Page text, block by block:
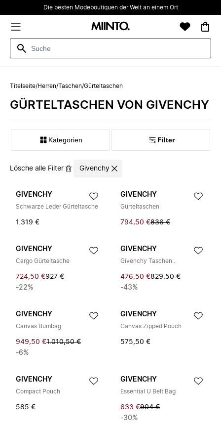
Die besten Modeboutiquen der Welt an einem Ort
Titelseite/Herren/Taschen/Gürteltaschen
GÜRTELTASCHEN VON GIVENCHY
Kategorien Filter
Lösche alle Filter Givenchy
GIVENCHY
Schwarze Leder Gürteltasche
1.319 €
GIVENCHY
Gürteltaschen
794,50 €836 €
GIVENCHY
Cargo Gürteltasche
724,50 €927 €
-22%
GIVENCHY
Givenchy Taschen..
476,50 €829,50 €
-43%
GIVENCHY
Canvas Bumbag
949,50 €1.010,50 €
-6%
GIVENCHY
Canvas Zipped Pouch
575,50 €
GIVENCHY
Compact Pouch
585 €
GIVENCHY
Essential U Belt Bag
633 €904 €
-30%